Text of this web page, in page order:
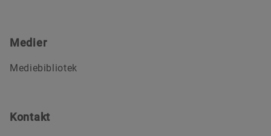
Medier
Mediebibliotek
Kontakt